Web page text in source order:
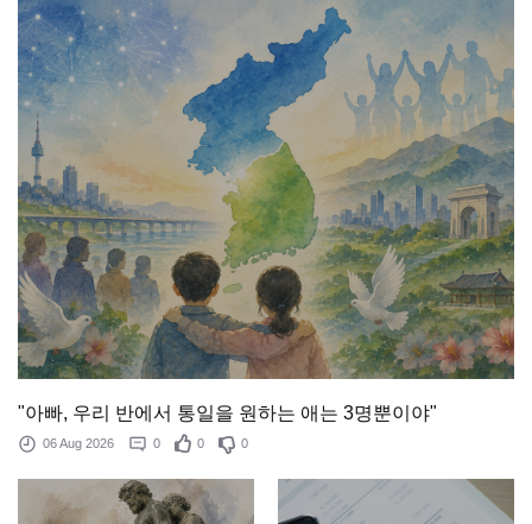
"아빠, 우리 반에서 통일을 원하는 애는 3명뿐이야"
06 Aug 2026 0 0 0